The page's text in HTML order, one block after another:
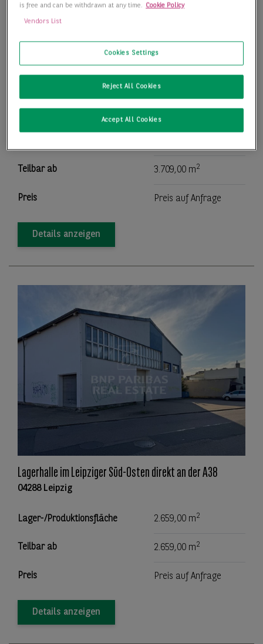
Gepflegte Single-Tenant Lagerhalle in der Nähe zum
Flughafen Leipzig/ Halle
06116 Halle
Teilbar ab 3.709,00 m2
Preis Preis auf Anfrage
Details anzeigen
Lagerhalle im Leipziger Süd-Osten direkt an der A38
04288 Leipzig
Lager-/Produktionsfläche 2.659,00 m2
Teilbar ab 2.659,00 m2
Preis Preis auf Anfrage
Details anzeigen
is free and can be withdrawn at any time. Cookie Policy
Vendors List
Cookies Settings
Reject All Cookies
Accept All Cookies